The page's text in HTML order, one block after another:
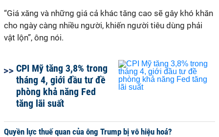
“Giá xăng và những giá cả khác tăng cao sẽ gây khó khăn
cho ngày càng nhiều người, khiến người tiêu dùng phải
vật lộn”, ông nói.
CPI Mỹ tăng 3,8% trong
tháng 4, giới đầu tư đề
phòng khả năng Fed
tăng lãi suất
Quyền lực thuế quan của ông Trump bị vô hiệu hoá?